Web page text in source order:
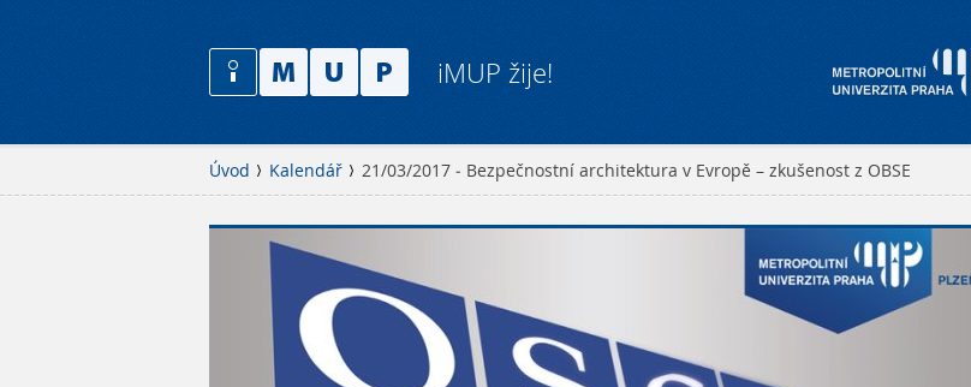
iMUP žije!
Úvod Kalendář 21/03/2017 - Bezpečnostní architektura v Evropě – zkušenost z OBSE